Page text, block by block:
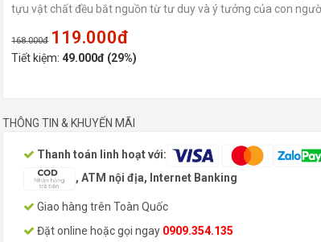
tựu vật chất đều bắt nguồn từ tư duy và ý tưởng của con
168.000đ 119.000đ
Tiết kiệm:49.000đ (29%)
THÔNG TIN & KHUYẾN MÃI
Thanh toán linh hoạt với:
, ATM nội địa, Internet Banking
Giao hàng trên Toàn Quốc
Đặt online hoặc gọi ngay 0909.354.135